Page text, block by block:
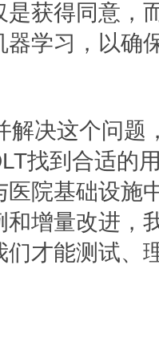
获得同意，
学习，以确
解决这个问题
找到合适的
院基础设施
增量改进，
才能测试、